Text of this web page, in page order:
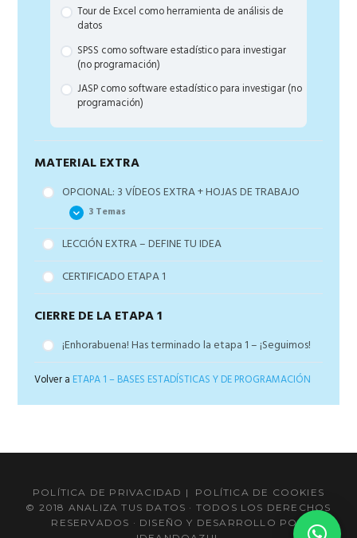
Tour de Excel como herramienta de análisis de
datos
SPSS como software estadístico para investigar
(no programación)
JASP como software estadístico para investigar (no
programación)
MATERIAL EXTRA
OPCIONAL: 3 VÍDEOS EXTRA + HOJAS DE TRABAJO
3 Temas
Clase 1 – El Poder Transformador
Clase 2 – Cómo Empezar – El explorador de Datos
LECCIÓN EXTRA – DEFINE TU IDEA
CERTIFICADO ETAPA 1
CIERRE DE LA ETAPA 1
¡Enhorabuena! Has terminado la etapa 1 – ¡Seguimos!
Volver a ETAPA 1 – BASES ESTADÍSTICAS Y DE PROGRAMACIÓN
POLÍTICA DE PRIVACIDAD | POLÍTICA DE COOKIES
© 2018 ANALIZA TUS DATOS · TODOS LOS DERECHOS
RESERVADOS · DISEÑO Y DESARROLLO POR